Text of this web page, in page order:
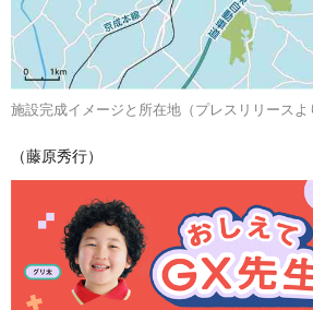
施設完成イメージと所在地（プレスリリースよ
（藤原秀行）